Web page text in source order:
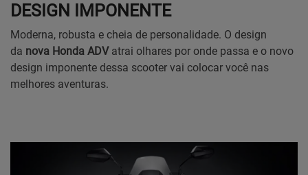
DESIGN IMPONENTE
Moderna, robusta e cheia de personalidade. O design
da nova Honda ADVatrai olhares por onde passa e o novo
design imponente dessa scooter vai colocar você nas
melhores aventuras.